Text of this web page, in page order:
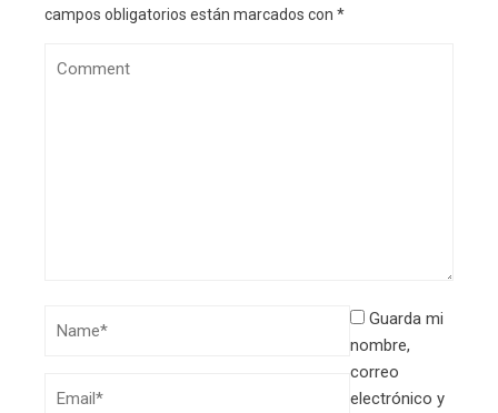
campos obligatorios están marcados con *
Guarda mi
nombre,
correo
electrónico y